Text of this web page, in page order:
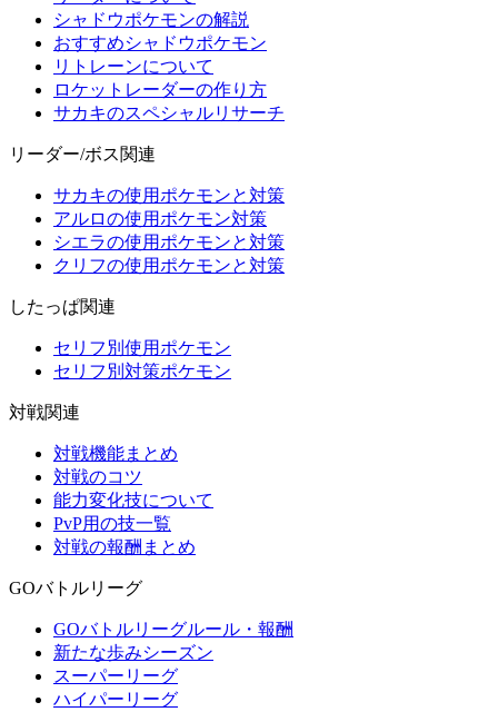
シャドウポケモンの解説
おすすめシャドウポケモン
リトレーンについて
ロケットレーダーの作り方
サカキのスペシャルリサーチ
リーダー/ボス関連
サカキの使用ポケモンと対策
アルロの使用ポケモン対策
シエラの使用ポケモンと対策
クリフの使用ポケモンと対策
したっぱ関連
セリフ別使用ポケモン
セリフ別対策ポケモン
対戦関連
対戦機能まとめ
対戦のコツ
能力変化技について
PvP用の技一覧
対戦の報酬まとめ
GOバトルリーグ
GOバトルリーグルール・報酬
新たな歩みシーズン
スーパーリーグ
ハイパーリーグ